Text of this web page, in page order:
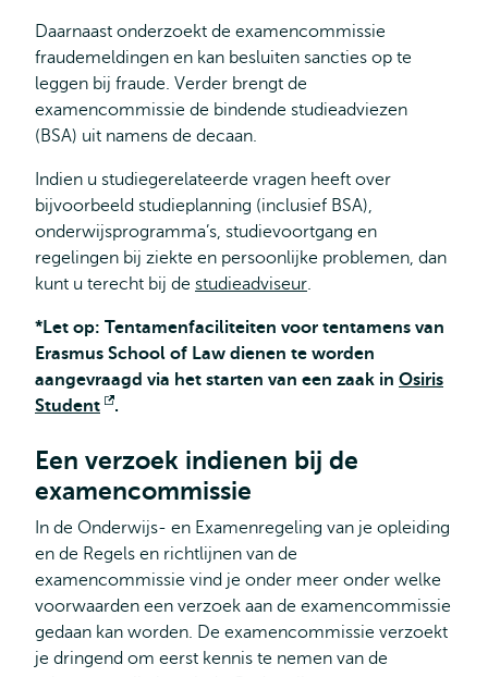
Daarnaast onderzoekt de examencommissie
fraudemeldingen en kan besluiten sancties op te
leggen bij fraude. Verder brengt de
examencommissie de bindende studieadviezen
(BSA) uit namens de decaan.
Indien u studiegerelateerde vragen heeft over
bijvoorbeeld studieplanning (inclusief BSA),
onderwijsprogramma’s, studievoortgang en
regelingen bij ziekte en persoonlijke problemen, dan
kunt u terecht bij de studieadviseur.
*Let op: Tentamenfaciliteiten voor tentamens van
Erasmus School of Law dienen te worden
aangevraagd via het starten van een zaak in Osiris
Student
Opent
.
Een verzoek indienen bij de
examencommissie
In de Onderwijs- en Examenregeling van je opleiding
en de Regels en richtlijnen van de
examencommissie vind je onder meer onder welke
voorwaarden een verzoek aan de examencommissie
gedaan kan worden. De examencommissie verzoekt
je dringend om eerst kennis te nemen van de